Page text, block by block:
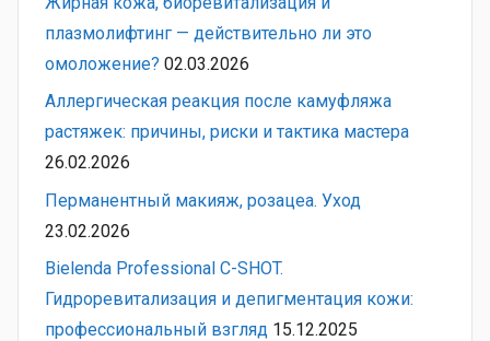
плазмолифтинг — действительно ли это
омоложение? 02.03.2026
Аллергическая реакция после камуфляжа
растяжек: причины, риски и тактика мастера
26.02.2026
Перманентный макияж, розацеа. Уход
23.02.2026
Bielenda Professional C-SHOT.
Гидроревитализация и депигментация кожи:
профессиональный взгляд 15.12.2025